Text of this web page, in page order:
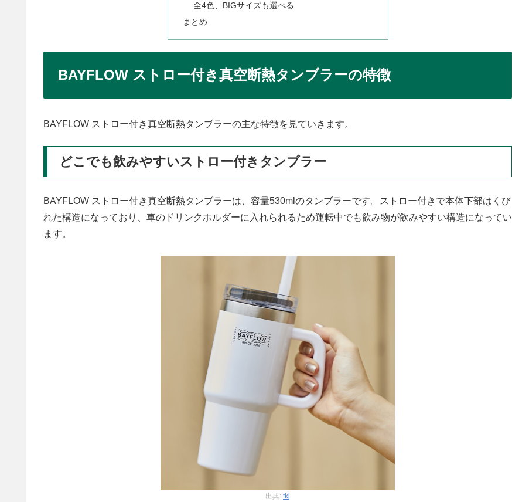
全4色、BIGサイズも選べる
まとめ
BAYFLOW ストロー付き真空断熱タンブラーの特徴
BAYFLOW ストロー付き真空断熱タンブラーの主な特徴を見ていきます。
どこでも飲みやすいストロー付きタンブラー
BAYFLOW ストロー付き真空断熱タンブラーは、容量530mlのタンブラーです。ストロー付きで本体下部はくび
れた構造になっており、車のドリンクホルダーに入れられるため運転中でも飲み物が飲みやすい構造になってい
ます。
出典: tkj